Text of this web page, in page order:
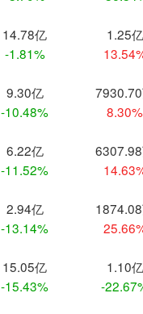
14.78亿
-1.81%
1.25亿
9.30亿
-10.48%
8.30%
6.22亿
-11.52%
2.94亿
-13.14%
15.05亿
-15.43%
1.10亿
-